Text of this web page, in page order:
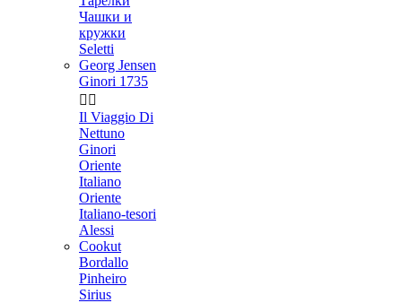
Чашки и
кружки
Seletti
Georg Jensen
Ginori 1735
 
Il Viaggio Di
Nettuno
Ginori
Oriente
Italiano
Oriente
Italiano-tesori
Alessi
Cookut
Bordallo
Pinheiro
Sirius